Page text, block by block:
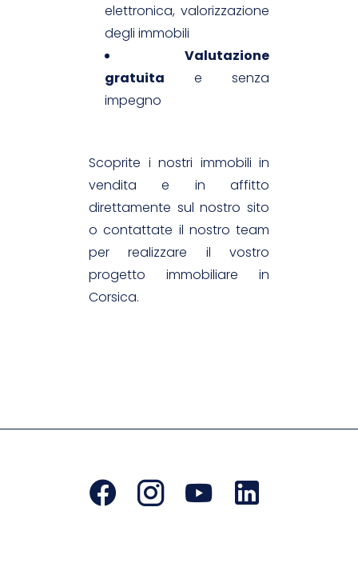
elettronica, valorizzazione
degli immobili
Valutazione
gratuita e senza
impegno
Scoprite i nostri immobili in
vendita e in affitto
direttamente sul nostro sito
o contattate il nostro team
per realizzare il vostro
progetto immobiliare in
Corsica.